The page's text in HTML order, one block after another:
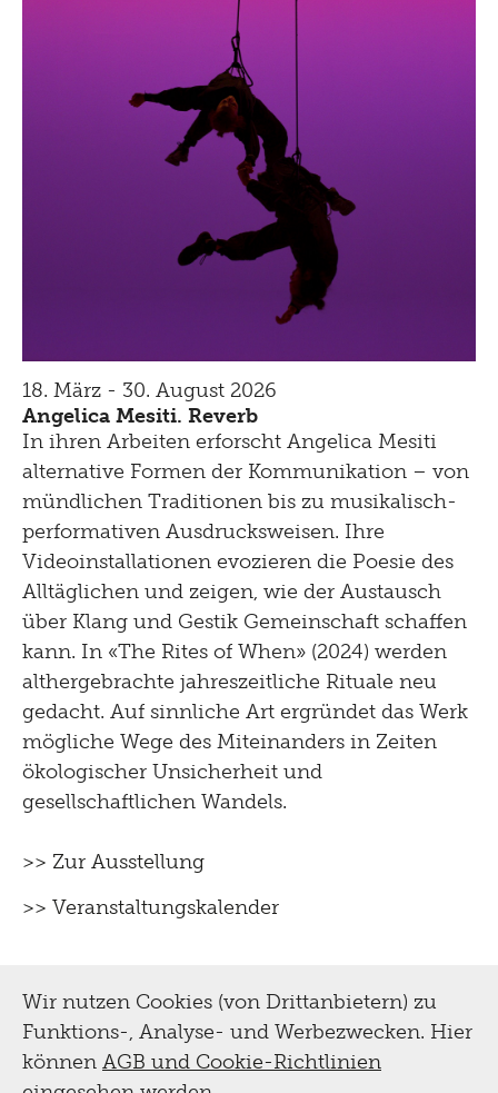
18. März - 30. August 2026
Angelica Mesiti. Reverb
In ihren Arbeiten erforscht Angelica Mesiti
alternative Formen der Kommunikation – von
mündlichen Traditionen bis zu musikalisch-
performativen Ausdrucksweisen. Ihre
Videoinstallationen evozieren die Poesie des
Alltäglichen und zeigen, wie der Austausch
über Klang und Gestik Gemeinschaft schaffen
kann. In «The Rites of When» (2024) werden
althergebrachte jahreszeitliche Rituale neu
gedacht. Auf sinnliche Art ergründet das Werk
mögliche Wege des Miteinanders in Zeiten
ökologischer Unsicherheit und
gesellschaftlichen Wandels.
>> Zur Ausstellung
>> Veranstaltungskalender
Wir nutzen Cookies (von Drittanbietern) zu
Funktions-, Analyse- und Werbezwecken. Hier
können AGB und Cookie-Richtlinien